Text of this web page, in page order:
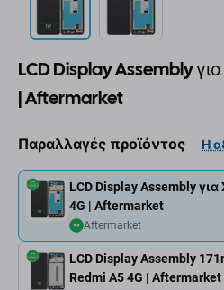
LCD Display Assembly
| Aftermarket
Παραλλαγές προϊόντος Η
LCD Display Assembly
4G | Aftermarket
Aftermarket
LCD Display Assembly
Redmi A5 4G | Aftermarket